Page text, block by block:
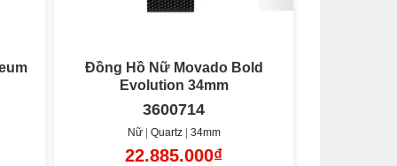
Đồng Hồ Nữ Movado Bold
Evolution 34mm
3600714
Nữ Quartz 34mm
22.885.000₫